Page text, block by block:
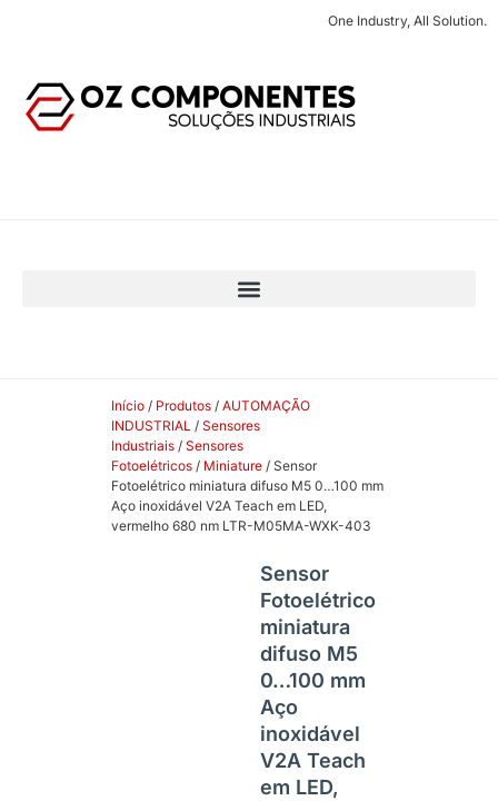
One Industry, All Solution.
Início / Produtos / AUTOMAÇÃO
INDUSTRIAL / Sensores
Industriais / Sensores
Fotoelétricos / Miniature / Sensor
Fotoelétrico miniatura difuso M5 0…100 mm
Aço inoxidável V2A Teach em LED,
vermelho 680 nm LTR-M05MA-WXK-403
Sensor
Fotoelétrico
miniatura
difuso M5
0…100 mm
Aço
inoxidável
V2A Teach
em LED,